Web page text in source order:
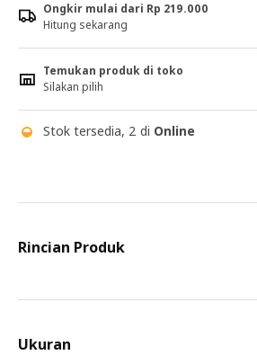
Ongkir mulai dari Rp 219.000
Hitung sekarang
Temukan produk di toko
Silakan pilih
Stok tersedia, 2 di Online
Rincian Produk
Ukuran